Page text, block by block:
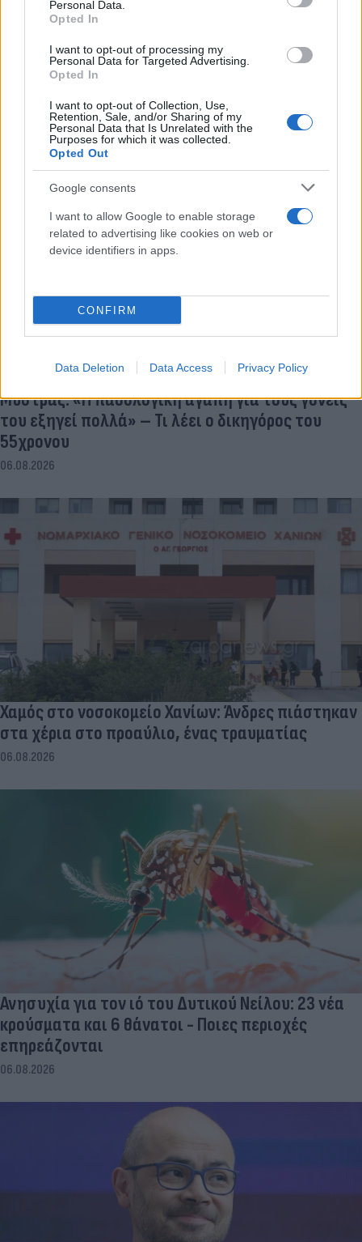
Personal Data.
Opted In
I want to opt-out of processing my
Personal Data for Targeted Advertising.
Opted In
I want to opt-out of Collection, Use,
Retention, Sale, and/or Sharing of my
Personal Data that Is Unrelated with the
Purposes for which it was collected.
Opted Out
Google consents
I want to allow Google to enable storage
related to advertising like cookies on web or
device identifiers in apps.
CONFIRM
Data Deletion Data Access Privacy Policy
Στην ΑΑΔΕ ο Πρωθυπουργός για το myAGRO: «Η
χώρα δεν μπορεί να είναι αιχμάλωτη του
ρουσφετιού»
06.08.2026
Μυστράς: «Η παθολογική αγάπη για τους γονείς
του εξηγεί πολλά» – Τι λέει ο δικηγόρος του
55χρονου
06.08.2026
Χαμός στο νοσοκομείο Χανίων: Άνδρες πιάστηκαν
στα χέρια στο προαύλιο, ένας τραυματίας
06.08.2026
Ανησυχία για τον ιό του Δυτικού Νείλου: 23 νέα
κρούσματα και 6 θάνατοι - Ποιες περιοχές
επηρεάζονται
06.08.2026